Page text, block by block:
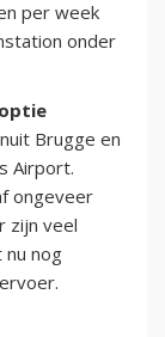
per week
onder
Brugge en
Airport.
ongeveer
zijn veel
nog